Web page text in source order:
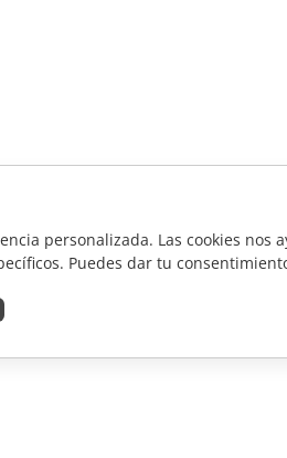
personalizada. Las cookies nos
Puedes dar tu